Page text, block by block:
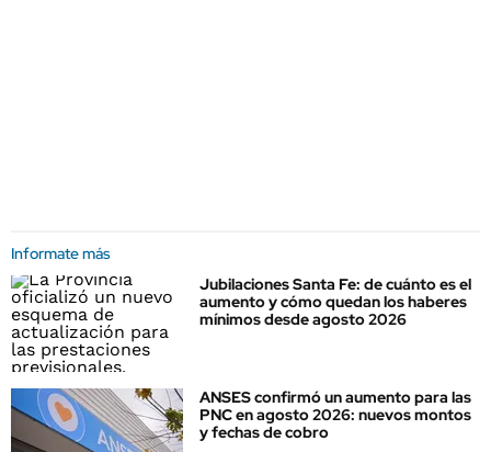
Informate más
Jubilaciones Santa Fe: de cuánto es el
aumento y cómo quedan los haberes
mínimos desde agosto 2026
ANSES confirmó un aumento para las
PNC en agosto 2026: nuevos montos
y fechas de cobro